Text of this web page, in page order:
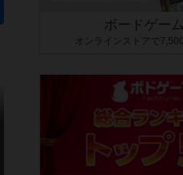
ボードゲー
オンラインストアで